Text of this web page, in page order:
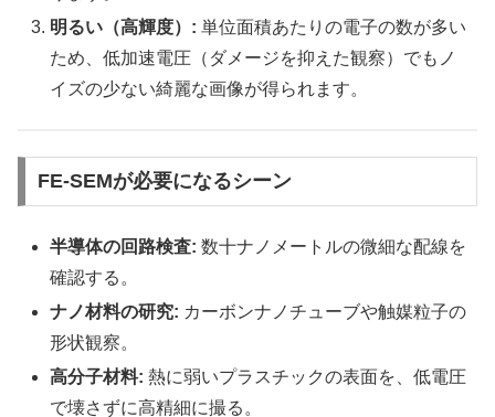
明るい（高輝度）: 単位面積あたりの電子の数が多い
ため、低加速電圧（ダメージを抑えた観察）でもノ
イズの少ない綺麗な画像が得られます。
FE-SEMが必要になるシーン
半導体の回路検査: 数十ナノメートルの微細な配線を
確認する。
ナノ材料の研究: カーボンナノチューブや触媒粒子の
形状観察。
高分子材料: 熱に弱いプラスチックの表面を、低電圧
で壊さずに高精細に撮る。